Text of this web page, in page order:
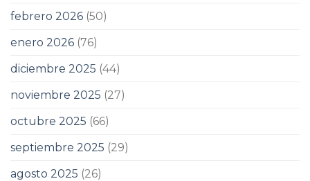
febrero 2026 (50)
enero 2026 (76)
diciembre 2025 (44)
noviembre 2025 (27)
octubre 2025 (66)
septiembre 2025 (29)
agosto 2025 (26)